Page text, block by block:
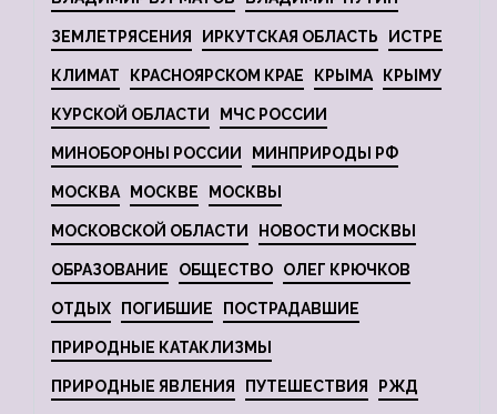
ЗЕМЛЕТРЯСЕНИЯ ИРКУТСКАЯ ОБЛАСТЬ ИСТРЕ
КЛИМАТ КРАСНОЯРСКОМ КРАЕ КРЫМА КРЫМУ
КУРСКОЙ ОБЛАСТИ МЧС РОССИИ
МИНОБОРОНЫ РОССИИ МИНПРИРОДЫ РФ
МОСКВА МОСКВЕ МОСКВЫ
МОСКОВСКОЙ ОБЛАСТИ НОВОСТИ МОСКВЫ
ОБРАЗОВАНИЕ ОБЩЕСТВО ОЛЕГ КРЮЧКОВ
ОТДЫХ ПОГИБШИЕ ПОСТРАДАВШИЕ
ПРИРОДНЫЕ КАТАКЛИЗМЫ
ПРИРОДНЫЕ ЯВЛЕНИЯ ПУТЕШЕСТВИЯ РЖД